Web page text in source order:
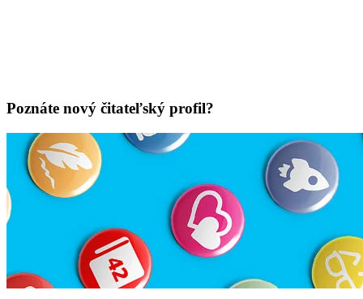
Poznáte nový čitateľský profil?